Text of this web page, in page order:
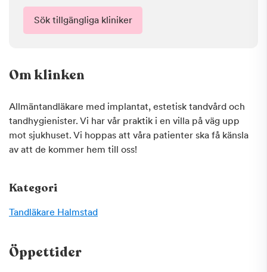
Sök tillgängliga kliniker
Om klinken
Allmäntandläkare med implantat, estetisk tandvård och
tandhygienister. Vi har vår praktik i en villa på väg upp
mot sjukhuset. Vi hoppas att våra patienter ska få känsla
av att de kommer hem till oss!
Kategori
Tandläkare Halmstad
Öppettider